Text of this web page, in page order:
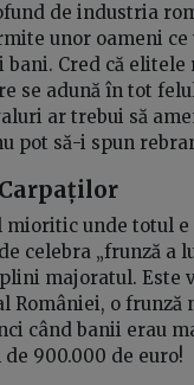
de industria
unor oameni
Cred că elitele
se adună în tot
ar trebui să
pot să-i spun
mioritic unde totul e
celebra „frunză a
majoratul. Este
României, o frunză
când banii erau
900.000 de euro!